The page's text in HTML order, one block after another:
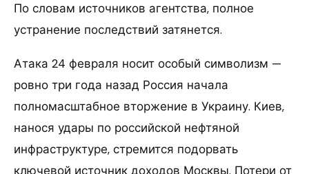
По словам источников агентства, полное
устранение последствий затянется.
Атака 24 февраля носит особый символизм —
ровно три года назад Россия начала
полномасштабное вторжение в Украину. Киев,
нанося удары по российской нефтяной
инфраструктуре, стремится подорвать
ключевой источник доходов Москвы. Потери от